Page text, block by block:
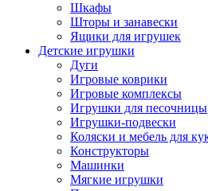
Шкафы
Шторы и занавески
Ящики для игрушек
Детские игрушки
Дуги
Игровые коврики
Игровые комплексы
Игрушки для песочницы
Игрушки-подвески
Коляски и мебель для
Конструкторы
Машинки
Мягкие игрушки